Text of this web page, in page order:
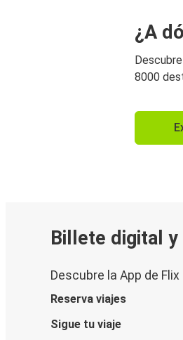
¿A
8000
Billete digital y
Descubre la App de Flix
Reserva viajes
Sigue tu viaje